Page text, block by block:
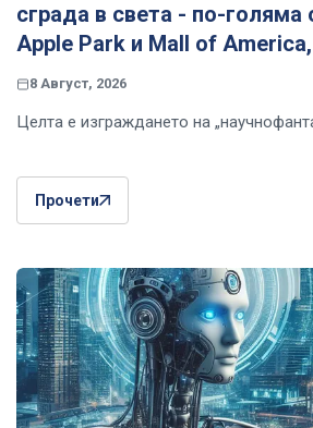
сграда в света - по-голяма
Apple Park и Mall of
8 Август, 2026
Целта е изграждането на
Прочети